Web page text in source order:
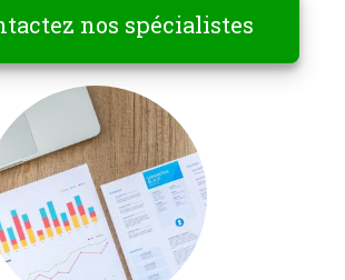
nos spécialistes